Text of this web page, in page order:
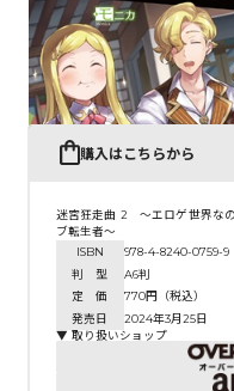
購入はこちらから
迷宮狂走曲 2 ～エロゲ世界な
ブ転生者～
ISBN
978-4-8240-0759-9
判 型
A6判
定 価
770円（税込）
発売日
2024年3月25日
▼ 取り扱いショップ